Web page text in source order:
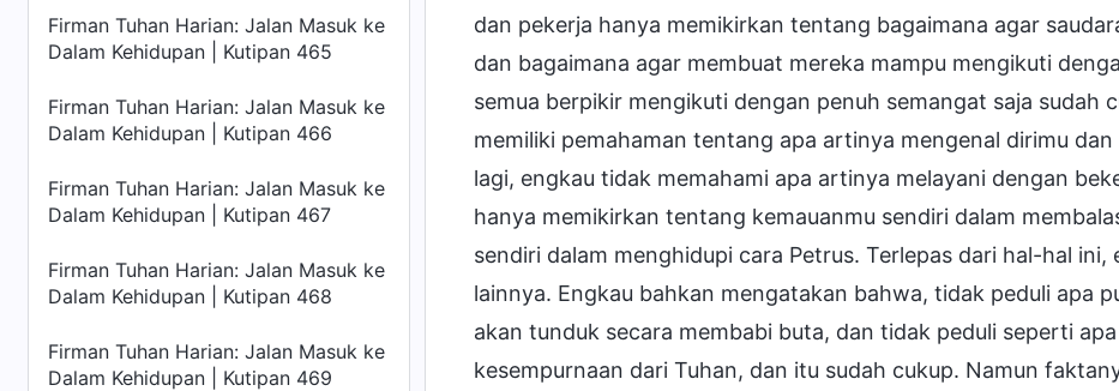
Firman Tuhan Harian: Jalan Masuk ke
Dalam Kehidupan | Kutipan 465
Firman Tuhan Harian: Jalan Masuk ke
Dalam Kehidupan | Kutipan 466
Firman Tuhan Harian: Jalan Masuk ke
Dalam Kehidupan | Kutipan 467
Firman Tuhan Harian: Jalan Masuk ke
Dalam Kehidupan | Kutipan 468
Firman Tuhan Harian: Jalan Masuk ke
Dalam Kehidupan | Kutipan 469
dan pekerja hanya memikirkan tentang bagaimana agar
dan bagaimana agar membuat mereka mampu mengikuti
semua berpikir mengikuti dengan penuh semangat saja sudah
memiliki pemahaman tentang apa artinya mengenal dirimu
lagi, engkau tidak memahami apa artinya melayani dengan
hanya memikirkan tentang kemauanmu sendiri dalam
sendiri dalam menghidupi cara Petrus. Terlepas dari hal-hal
lainnya. Engkau bahkan mengatakan bahwa, tidak peduli apa
akan tunduk secara membabi buta, dan tidak peduli seperti
kesempurnaan dari Tuhan, dan itu sudah cukup. Namun